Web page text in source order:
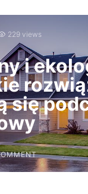
229 views
i
się